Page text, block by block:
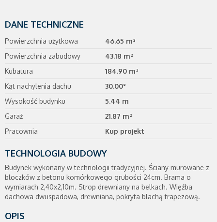
DANE TECHNICZNE
Powierzchnia użytkowa
46.65 m²
Powierzchnia zabudowy
43.18 m²
Kubatura
184.90 m³
Kąt nachylenia dachu
30.00°
Wysokość budynku
5.44 m
Garaż
21.87 m²
Pracownia
Kup projekt
TECHNOLOGIA BUDOWY
Budynek wykonany w technologii tradycyjnej. Ściany murowane z
bloczków z betonu komórkowego grubości 24cm. Brama o
wymiarach 2,40x2,10m. Strop drewniany na belkach. Więźba
dachowa dwuspadowa, drewniana, pokryta blachą trapezową.
OPIS